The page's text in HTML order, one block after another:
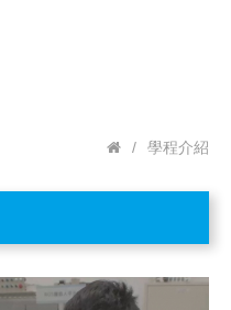
/ 學程介紹